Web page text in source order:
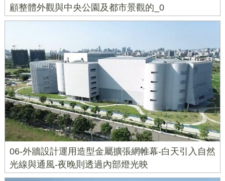
顧整體外觀與中央公園及都市景觀的_0
06-外牆設計運用造型金屬擴張網帷幕-白天引入自然
光線與通風-夜晚則透過內部燈光映